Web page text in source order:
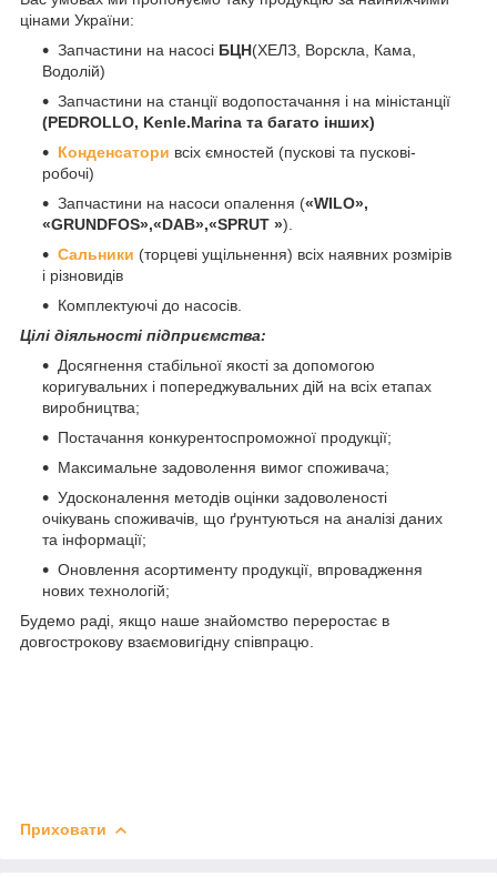
цінами України:
Запчастини на насосі БЦН(ХЕЛЗ, Ворскла, Кама,
Водолій)
Запчастини на станції водопостачання і на міністанції
(PEDROLLO, Kenle.Marina та багато інших)
Конденсатори всіх ємностей (пускові та пускові-
робочі)
Запчастини на насоси опалення («WILO»,
«GRUNDFOS»,«DAB»,«SPRUT »).
Сальники (торцеві ущільнення) всіх наявних розмірів
і різновидів
Комплектуючі до насосів.
Цілі діяльності підприємства:
Досягнення стабільної якості за допомогою
коригувальних і попереджувальних дій на всіх етапах
виробництва;
Постачання конкурентоспроможної продукції;
Максимальне задоволення вимог споживача;
Удосконалення методів оцінки задоволеності
очікувань споживачів, що ґрунтуються на аналізі даних
та інформації;
Оновлення асортименту продукції, впровадження
нових технологій;
Будемо раді, якщо наше знайомство переростає в
довгострокову взаємовигідну співпрацю.
Приховати